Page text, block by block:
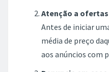
Atenção a
Antes de iniciar
média de preço
aos anúncios com